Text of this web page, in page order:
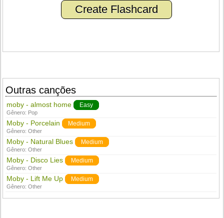
Create Flashcard
Outras canções
moby - almost home Easy
Gênero: Pop
Moby - Porcelain Medium
Gênero:Other
Moby - Natural Blues Medium
Gênero:Other
Moby - Disco Lies Medium
Gênero:Other
Moby - Lift Me Up Medium
Gênero:Other